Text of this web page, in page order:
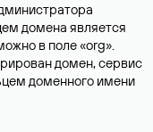
домена является
в поле «org».
домен, сервис
доменного имени